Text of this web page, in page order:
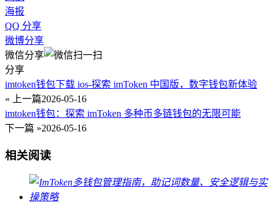
海报
QQ 分享
微博分享
微信分享
分享
imtoken钱包下载 ios-探索 imToken 中国版，数字钱包新体验
« 上一篇2026-05-16
imtoken钱包：探索 imToken 多种币多链钱包的无限可能
下一篇 »2026-05-16
相关阅读